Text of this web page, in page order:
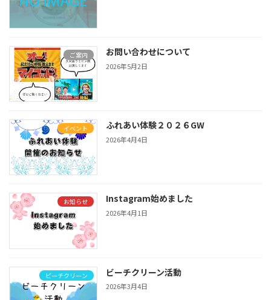
ご案内 お問い合わせについて
2026年5月2日
イベント ふれあい体験２０２６GW
2026年4月4日
お知らせ Instagram始めました
2026年4月1日
ビーチクリーン ビーチクリーン活動
2026年3月4日